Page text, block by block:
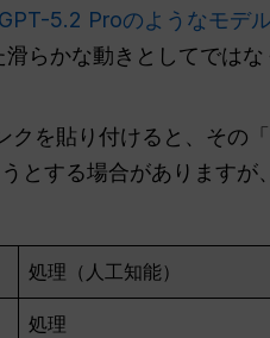
GPT-5.2 Proのようなモデ
らかな動きとしてではな
を貼り付けると、その
とする場合がありますが
処理（人工知能）
処理